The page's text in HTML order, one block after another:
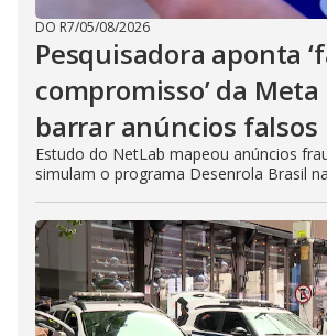
DO R7/05/08/2026
Pesquisadora aponta
compromisso’ da Meta
barrar anúncios falsos
Estudo do NetLab mapeou anúncios
simulam o programa Desenrola Brasil